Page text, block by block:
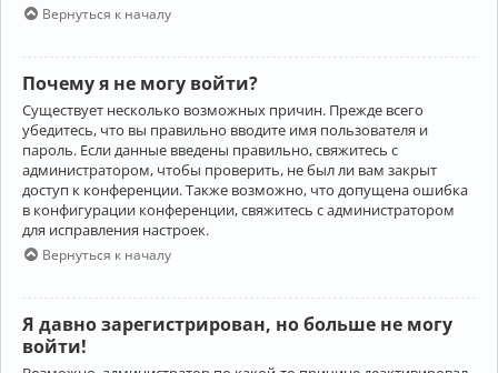
Вернуться к началу
Почему я не могу войти?
Существует несколько возможных причин. Прежде всего
убедитесь, что вы правильно вводите имя пользователя и
пароль. Если данные введены правильно, свяжитесь с
администратором, чтобы проверить, не был ли вам закрыт
доступ к конференции. Также возможно, что допущена ошибка
в конфигурации конференции, свяжитесь с администратором
для исправления настроек.
Вернуться к началу
Я давно зарегистрирован, но больше не могу
войти!